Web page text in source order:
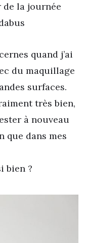
la journée
quand j’ai
du maquillage
surfaces.
très bien,
à nouveau
que dans mes
bien ?